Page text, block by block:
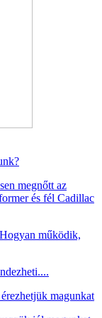
megnőtt az
és fél Cadillac
működik,
magunkat